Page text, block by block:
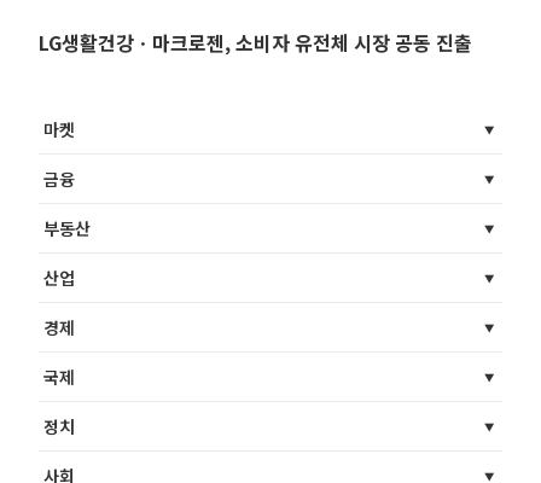
LG생활건강ㆍ마크로젠, 소비자 유전체 시장 공동 진출
마켓
금융
부동산
산업
경제
국제
정치
사회